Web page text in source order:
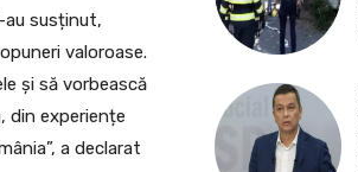
au susținut,
valoroase.
și să vorbească
din experiențe
a declarat